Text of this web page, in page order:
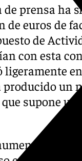
de prensa ha
de euros de
de
con esta
ligeramente
un
supone un
de